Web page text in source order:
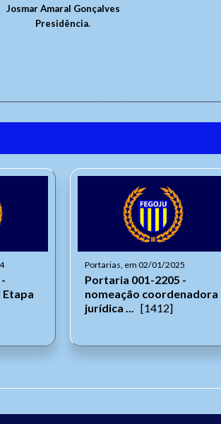
Josmar Amaral Gonçalves
Presidência.
Etapa
Portarias, em 02/01/2025
Portaria 001-2205 -
nomeação coordenadora
jurídica ... [1412]